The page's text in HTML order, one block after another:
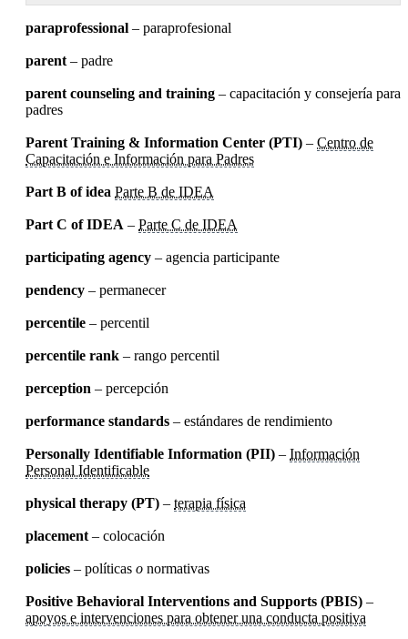
paraprofessional – paraprofesional
parent – padre
parent counseling and training – capacitación y consejería para
padres
Parent Training & Information Center (PTI) – Centro de
Capacitación e Información para Padres
Part B of idea Parte B de IDEA
Part C of IDEA – Parte C de IDEA
participating agency – agencia participante
pendency – permanecer
percentile – percentil
percentile rank – rango percentil
perception – percepción
performance standards – estándares de rendimiento
Personally Identifiable Information (PII) – Información
Personal Identificable
physical therapy (PT) – terapia física
placement – colocación
policies – políticas o normativas
Positive Behavioral Interventions and Supports (PBIS) –
apoyos e intervenciones para obtener una conducta positiva